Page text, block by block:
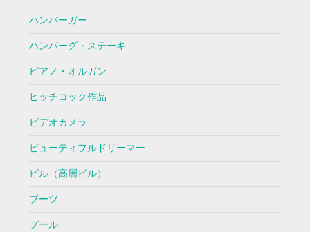
ハンバーガー
ハンバーグ・ステーキ
ピアノ・オルガン
ヒッチコック作品
ビデオカメラ
ビューティフルドリーマー
ビル（高層ビル）
ブーツ
プール